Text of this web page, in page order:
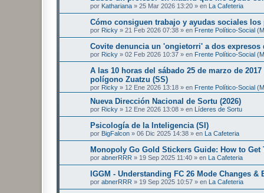
por Kathariana » 25 Mar 2026 13:20 » en La Cafeteria
Cómo consiguen trabajo y ayudas sociales los
por Ricky » 21 Feb 2026 07:38 » en Frente Político-Social
Covite denuncia un 'ongietorri' a dos expresos
por Ricky » 02 Feb 2026 10:37 » en Frente Político-Social
A las 10 horas del sábado 25 de marzo de
polígono Zuatzu (SS)
por Ricky » 12 Ene 2026 13:18 » en Frente Político-Social
Nueva Dirección Nacional de Sortu (2026)
por Ricky » 12 Ene 2026 13:08 » en Líderes de Sortu
Psicología de la Inteligencia (SI)
por BigFalcon » 06 Dic 2025 14:38 » en La Cafeteria
Monopoly Go Gold Stickers Guide: How to
por abnerRRR » 19 Sep 2025 11:40 » en La Cafeteria
IGGM - Understanding FC 26 Mode Changes &
por abnerRRR » 19 Sep 2025 10:57 » en La Cafeteria